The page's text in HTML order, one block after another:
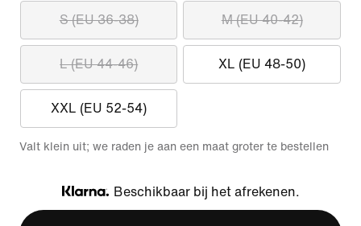
S (EU 36-38) M (EU 40-42)
L (EU 44-46) XL (EU 48-50)
XXL (EU 52-54)
Valt klein uit; we raden je aan een maat groter te bestellen
Klarna
Beschikbaar bij het afrekenen.